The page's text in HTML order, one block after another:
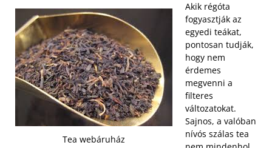
Tea webáruház
Akik régóta
fogyasztják az
egyedi teákat,
pontosan tudják,
hogy nem
érdemes
megvenni a
filteres
változatokat.
Sajnos, a valóban
nívós szálas tea